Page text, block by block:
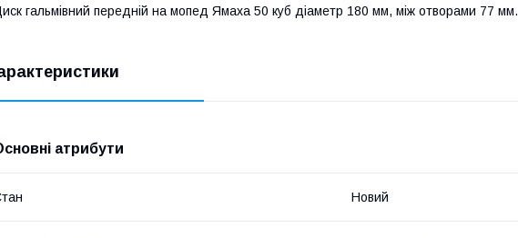
гальмівний передній на мопед Ямаха 50 куб діаметр 180 мм, між отворами 77 мм.
атрибути
Новий